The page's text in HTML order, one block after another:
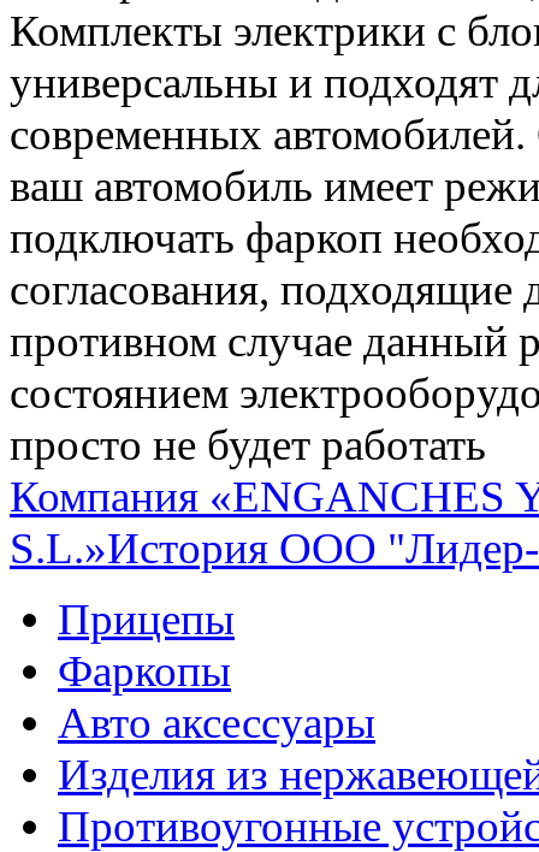
Комплекты электрики с
универсальны и подходят
современных
ваш автомобиль имеет
подключать фаркоп
согласования,
противном случае данный
состоянием
просто не будет работать
Компания «ENGANCHES
S.L.»История ООО
Прицепы
Фаркопы
Авто аксессуары
Изделия из
Противоугонные